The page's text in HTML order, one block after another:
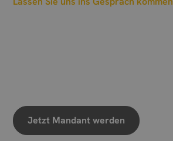
Jetzt Mandant werden